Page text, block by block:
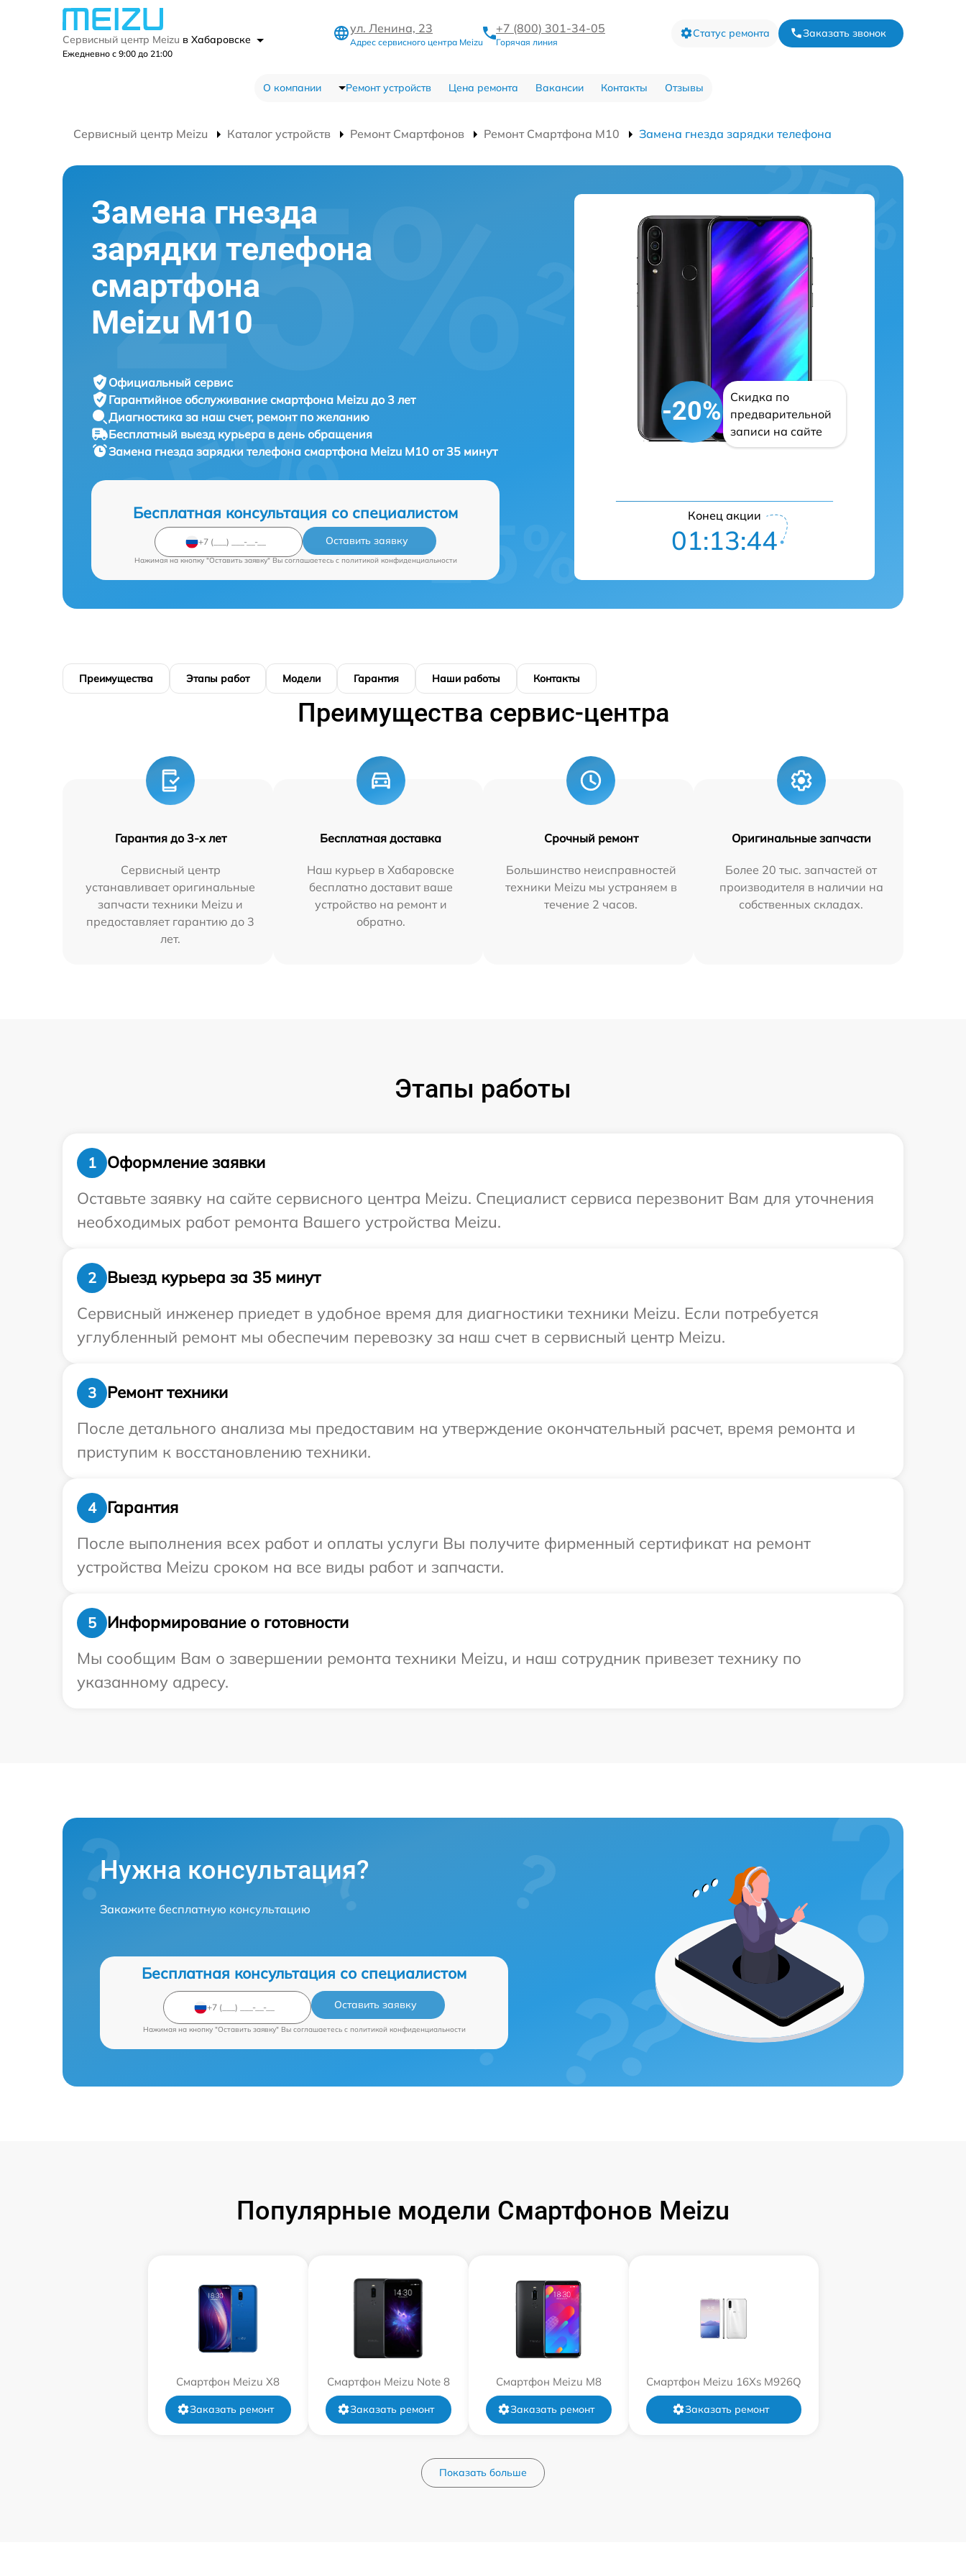
Сервисный центр Meizu в Хабаровске
Ежедневно с 9:00 до 21:00
ул. Ленина, 23
Адрес сервисного центра Meizu
+7 (800) 301-34-05
Горячая линия
Статус ремонта Заказать звонок
О компании Ремонт устройств Цена ремонта Вакансии Контакты Отзывы
Сервисный центр Meizu Каталог устройств Ремонт Смартфонов Ремонт Смартфона M10 Замена гнезда зарядки телефона
Замена гнезда
зарядки телефона
смартфона
Meizu M10
Официальный сервис
Гарантийное обслуживание смартфона Meizu до 3 лет
Диагностика за наш счет, ремонт по желанию
Бесплатный выезд курьера в день обращения
Замена гнезда зарядки телефона смартфона Meizu M10 от 35 минут
Бесплатная консультация со специалистом
Оставить заявку
Нажимая на кнопку "Оставить заявку" Вы соглашаетесь c политикой конфиденциальности
-20%
Скидка по
предварительной
записи на сайте
Конец акции
01:13:43
Преимущества Этапы работ Модели Гарантия Наши работы Контакты
Преимущества сервис-центра
Гарантия до 3-х лет
Сервисный центр
устанавливает оригинальные
запчасти техники Meizu и
предоставляет гарантию до 3
лет.
Бесплатная доставка
Наш курьер в Хабаровске
бесплатно доставит ваше
устройство на ремонт и
обратно.
Срочный ремонт
Большинство неисправностей
техники Meizu мы устраняем в
течение 2 часов.
Оригинальные запчасти
Более 20 тыс. запчастей от
производителя в наличии на
собственных складах.
Этапы работы
1
Оформление заявки
Оставьте заявку на сайте сервисного центра Meizu. Специалист сервиса перезвонит Вам для уточнения
необходимых работ ремонта Вашего устройства Meizu.
2
Выезд курьера за 35 минут
Сервисный инженер приедет в удобное время для диагностики техники Meizu. Если потребуется
углубленный ремонт мы обеспечим перевозку за наш счет в сервисный центр Meizu.
3
Ремонт техники
После детального анализа мы предоставим на утверждение окончательный расчет, время ремонта и
приступим к восстановлению техники.
4
Гарантия
После выполнения всех работ и оплаты услуги Вы получите фирменный сертификат на ремонт
устройства Meizu сроком на все виды работ и запчасти.
5
Информирование о готовности
Мы сообщим Вам о завершении ремонта техники Meizu, и наш сотрудник привезет технику по
указанному адресу.
Нужна консультация?
Закажите бесплатную консультацию
Бесплатная консультация со специалистом
Оставить заявку
Нажимая на кнопку "Оставить заявку" Вы соглашаетесь c политикой конфиденциальности
Популярные модели Смартфонов Meizu
Смартфон Meizu X8
Заказать ремонт
Смартфон Meizu Note 8
Заказать ремонт
Смартфон Meizu M8
Заказать ремонт
Смартфон Meizu 16Xs M926Q
Заказать ремонт
Показать больше